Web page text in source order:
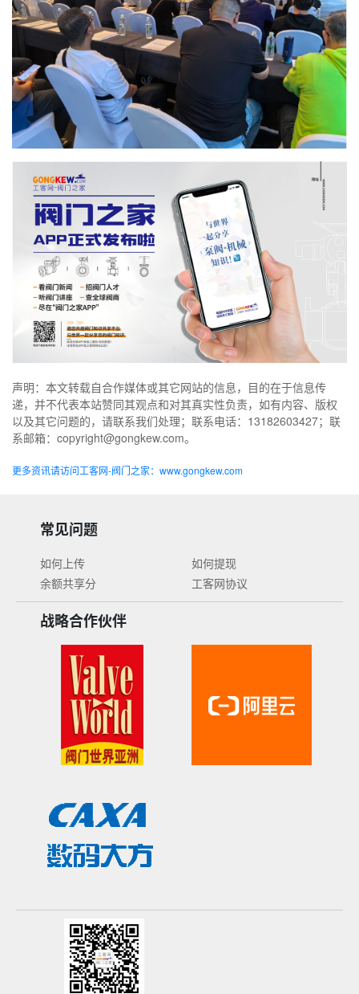
声明：本文转载自合作媒体或其它网站的信息，目的在于信息传
递，并不代表本站赞同其观点和对其真实性负责，如有内容、版权
以及其它问题的，请联系我们处理；联系电话：13182603427；联
系邮箱：copyright@gongkew.com。
更多资讯请访问工客网-阀门之家：www.gongkew.com
常见问题
如何上传
如何提现
余额共享分
工客网协议
战略合作伙伴